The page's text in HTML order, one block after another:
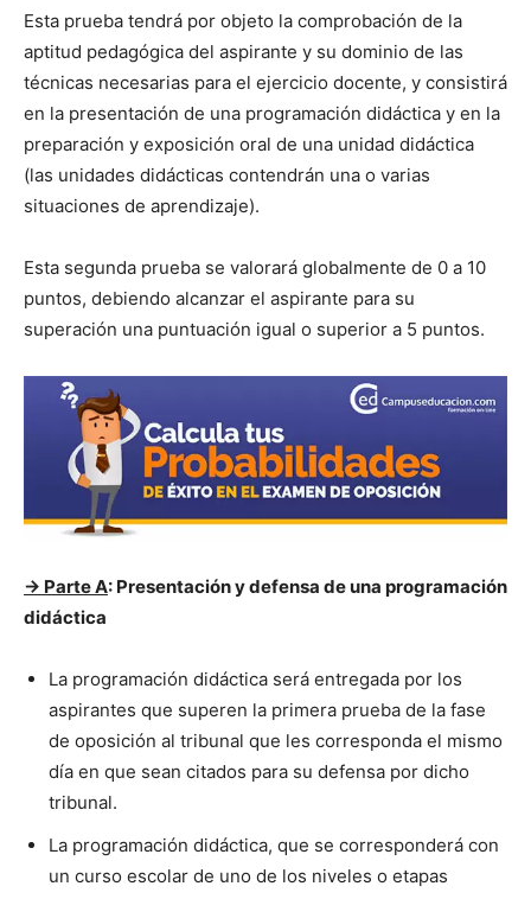
Esta prueba tendrá por objeto la comprobación de la
aptitud pedagógica del aspirante y su dominio de las
técnicas necesarias para el ejercicio docente, y consistirá
en la presentación de una programación didáctica y en la
preparación y exposición oral de una unidad didáctica
(las unidades didácticas contendrán una o varias
situaciones de aprendizaje).
Esta segunda prueba se valorará globalmente de 0 a 10
puntos, debiendo alcanzar el aspirante para su
superación una puntuación igual o superior a 5 puntos.
-> Parte A: Presentación y defensa de una programación
didáctica
La programación didáctica será entregada por los
aspirantes que superen la primera prueba de la fase
de oposición al tribunal que les corresponda el mismo
día en que sean citados para su defensa por dicho
tribunal.
La programación didáctica, que se corresponderá con
un curso escolar de uno de los niveles o etapas